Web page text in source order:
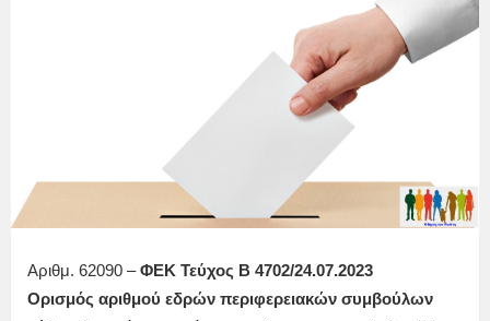
Αριθμ. 62090 –ΦΕΚ Τεύχος Β 4702/24.07.2023
Ορισμός αριθμού εδρών περιφερειακών συμβούλων